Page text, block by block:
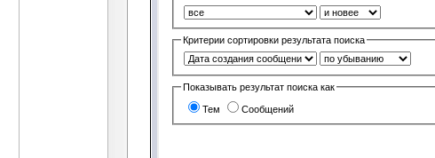
Критерии сортировки результата поиска
Показывать результат поиска как
Тем Сообщений